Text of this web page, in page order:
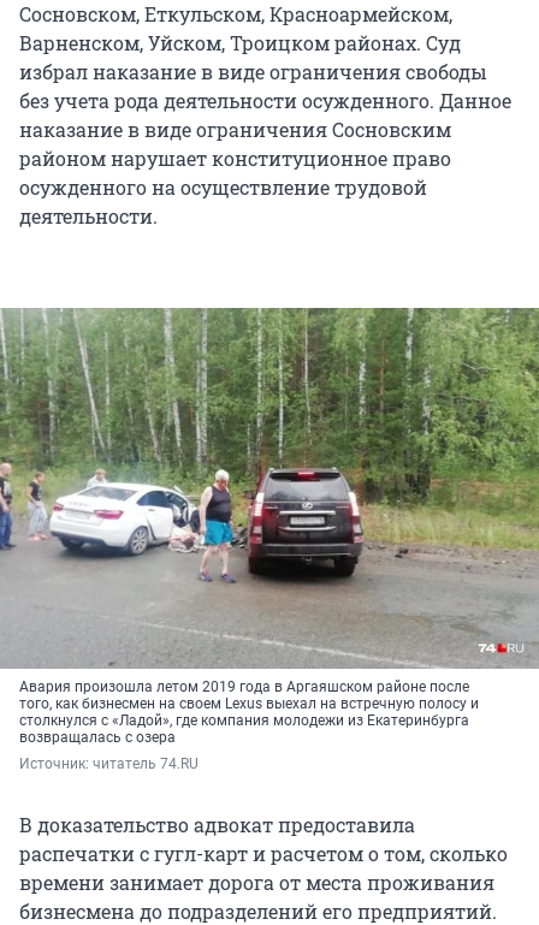
Сосновском, Еткульском, Красноармейском,
Варненском, Уйском, Троицком районах. Суд
избрал наказание в виде ограничения свободы
без учета рода деятельности осужденного. Данное
наказание в виде ограничения Сосновским
районом нарушает конституционное право
осужденного на осуществление трудовой
деятельности.
Авария произошла летом 2019 года в Аргаяшском районе после
того, как бизнесмен на своем Lexus выехал на встречную полосу и
столкнулся с «Ладой», где компания молодежи из Екатеринбурга
возвращалась с озера
Источник: читатель 74.RU
В доказательство адвокат предоставила
распечатки с гугл-карт и расчетом о том, сколько
времени занимает дорога от места проживания
бизнесмена до подразделений его предприятий.